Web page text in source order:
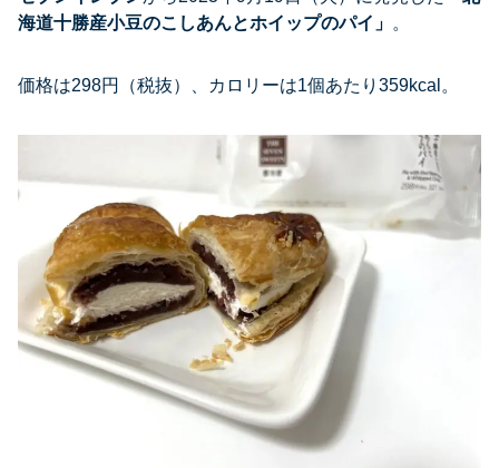
海道十勝産小豆のこしあんとホイップのパイ 」 。
価格は298円（税抜）、カロリーは1個あたり359kcal。